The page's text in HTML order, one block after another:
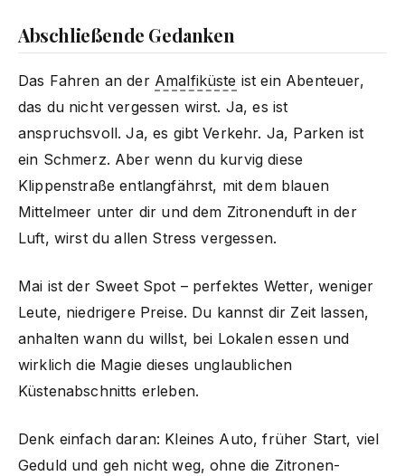
Abschließende Gedanken
Das Fahren an der Amalfiküste ist ein Abenteuer,
das du nicht vergessen wirst. Ja, es ist
anspruchsvoll. Ja, es gibt Verkehr. Ja, Parken ist
ein Schmerz. Aber wenn du kurvig diese
Klippenstraße entlangfährst, mit dem blauen
Mittelmeer unter dir und dem Zitronenduft in der
Luft, wirst du allen Stress vergessen.
Mai ist der Sweet Spot – perfektes Wetter, weniger
Leute, niedrigere Preise. Du kannst dir Zeit lassen,
anhalten wann du willst, bei Lokalen essen und
wirklich die Magie dieses unglaublichen
Küstenabschnitts erleben.
Denk einfach daran: Kleines Auto, früher Start, viel
Geduld und geh nicht weg, ohne die Zitronen-